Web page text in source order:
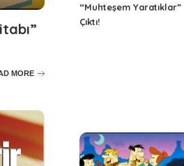
MORE
“Muhteşem Yaratıklar”
Çıktı!